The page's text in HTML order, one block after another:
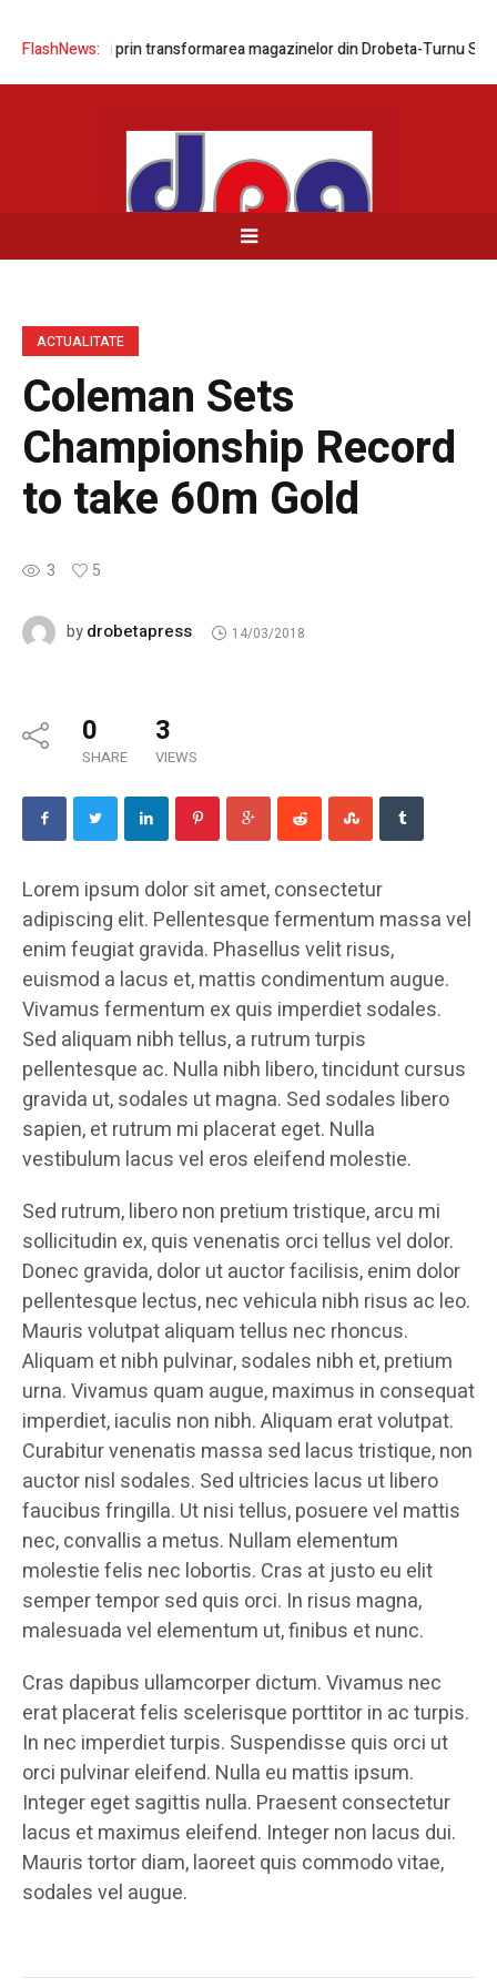
FlashNews:
rețelei prin transformarea magazinelor din Drobeta-Turnu Severin
ACTUALITATE
Coleman Sets
Championship Record
to take 60m Gold
3 5
bydrobetapress 14/03/2018
0
SHARE
3
VIEWS
Lorem ipsum dolor sit amet, consectetur
adipiscing elit. Pellentesque fermentum massa vel
enim feugiat gravida. Phasellus velit risus,
euismod a lacus et, mattis condimentum augue.
Vivamus fermentum ex quis imperdiet sodales.
Sed aliquam nibh tellus, a rutrum turpis
pellentesque ac. Nulla nibh libero, tincidunt cursus
gravida ut, sodales ut magna. Sed sodales libero
sapien, et rutrum mi placerat eget. Nulla
vestibulum lacus vel eros eleifend molestie.
Sed rutrum, libero non pretium tristique, arcu mi
sollicitudin ex, quis venenatis orci tellus vel dolor.
Donec gravida, dolor ut auctor facilisis, enim dolor
pellentesque lectus, nec vehicula nibh risus ac leo.
Mauris volutpat aliquam tellus nec rhoncus.
Aliquam et nibh pulvinar, sodales nibh et, pretium
urna. Vivamus quam augue, maximus in consequat
imperdiet, iaculis non nibh. Aliquam erat volutpat.
Curabitur venenatis massa sed lacus tristique, non
auctor nisl sodales. Sed ultricies lacus ut libero
faucibus fringilla. Ut nisi tellus, posuere vel mattis
nec, convallis a metus. Nullam elementum
molestie felis nec lobortis. Cras at justo eu elit
semper tempor sed quis orci. In risus magna,
malesuada vel elementum ut, finibus et nunc.
Cras dapibus ullamcorper dictum. Vivamus nec
erat placerat felis scelerisque porttitor in ac turpis.
In nec imperdiet turpis. Suspendisse quis orci ut
orci pulvinar eleifend. Nulla eu mattis ipsum.
Integer eget sagittis nulla. Praesent consectetur
lacus et maximus eleifend. Integer non lacus dui.
Mauris tortor diam, laoreet quis commodo vitae,
sodales vel augue.